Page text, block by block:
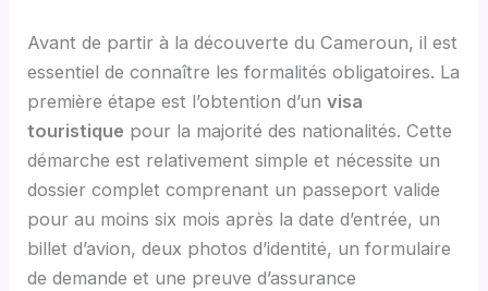
Avant de partir à la découverte du Cameroun, il est
essentiel de connaître les formalités obligatoires. La
première étape est l’obtention d’unvisa
touristique pour la majorité des nationalités. Cette
démarche est relativement simple et nécessite un
dossier complet comprenant un passeport valide
pour au moins six mois après la date d’entrée, un
billet d’avion, deux photos d’identité, un formulaire
de demande et une preuve d’assurance